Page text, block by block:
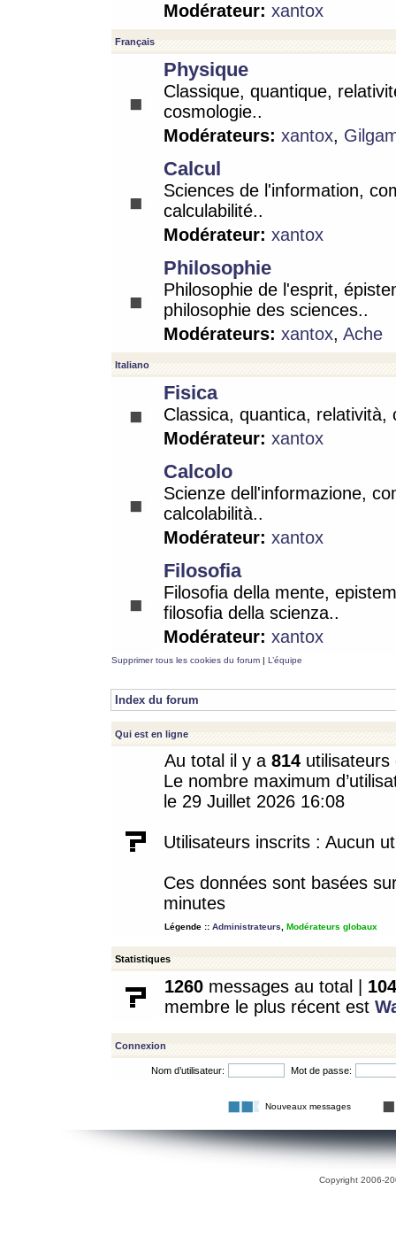
Modérateur: xantox
Français
Physique
Classique, quantique,
cosmologie..
Modérateurs: xantox,
Calcul
Sciences de l'information,
calculabilité..
Modérateur: xantox
Philosophie
Philosophie de l'esprit,
philosophie des sciences..
Modérateurs: xantox, Ache
Italiano
Fisica
Classica, quantica, relatività,
Modérateur: xantox
Calcolo
Scienze dell'informazione,
calcolabilità..
Modérateur: xantox
Filosofia
Filosofia della mente,
filosofia della scienza..
Modérateur: xantox
Supprimer tous les cookies du forum | L’équipe
Index du forum
Qui est en ligne
Au total il y a 814
Le nombre maximum
le 29 Juillet 2026 16:08
Utilisateurs inscrits : Aucun
Ces données sont basées
minutes
Légende :: Administrateurs Modérateurs globaux
Statistiques
1260 messages au total | 104
membre le plus récent est
Connexion
Nom d’utilisateur: Mot de passe:
Nouveaux messages
Copyright 2006-